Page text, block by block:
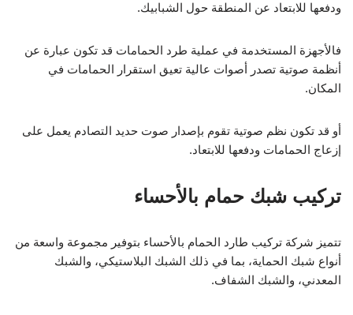
ودفعها للابتعاد عن المنطقة حول الشبابيك.
فالأجهزة المستخدمة في عملية طرد الحمامات قد تكون عبارة عن
أنظمة صوتية تصدر أصوات عالية تعيق استقرار الحمامات في
المكان.
أو قد تكون نظم صوتية تقوم بإصدار صوت حديد التصادم يعمل على
إزعاج الحمامات ودفعها للابتعاد.
تركيب شبك حمام بالأحساء
تتميز شركة تركيب طارد الحمام بالأحساء بتوفير مجموعة واسعة من
أنواع شبك الحماية، بما في ذلك الشبك البلاستيكي، والشبك
المعدني، والشبك الشفاف.